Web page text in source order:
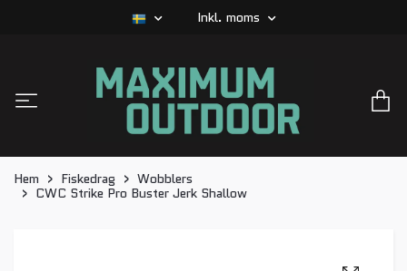
Inkl. moms
Hem Fiskedrag
Wobblers
CWC Strike Pro Buster Jerk Shallow